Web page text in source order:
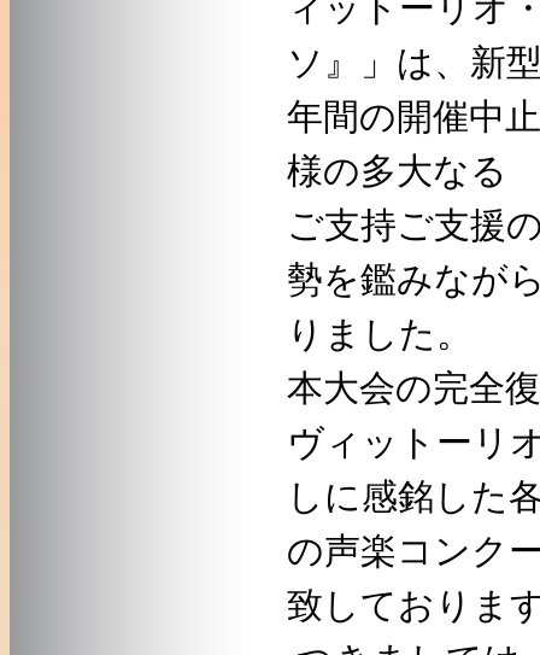
ソ』」は、新
年間の開催中
様の多大なる
ご支持ご支援
勢を鑑みなが
りました。
本大会の完全
ヴィットーリ
しに感銘した
の声楽コンク
致しておりま